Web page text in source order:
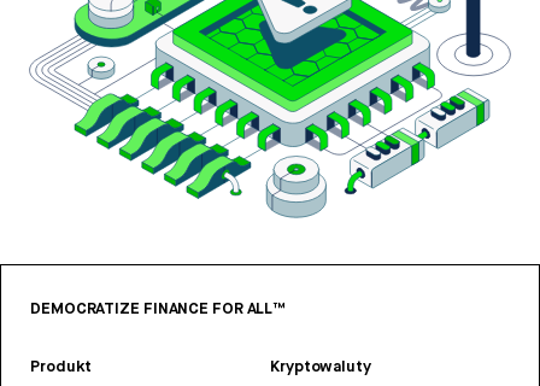
DEMOCRATIZE FINANCE FOR ALL™
Produkt Kryptowaluty